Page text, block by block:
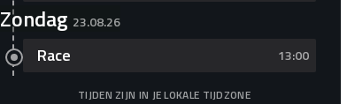
Zondag 23.08.26
Race 13:00
TIJDEN ZIJN IN JE LOKALE TIJDZONE